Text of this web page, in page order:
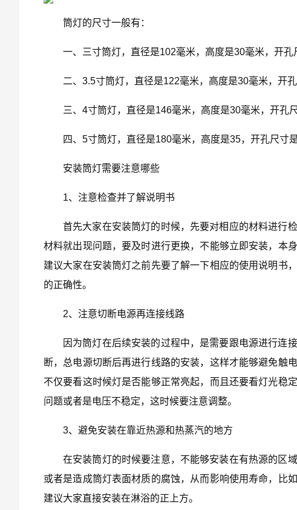
筒灯的尺寸一般有：
一、三寸筒灯，直径是102毫米，高度是30毫米，开孔
二、3.5寸筒灯，直径是122毫米，高度是30毫米，开孔
三、4寸筒灯，直径是146毫米，高度是30毫米，开孔
四、5寸筒灯，直径是180毫米，高度是35，开孔尺寸
安装筒灯需要注意哪些
1、注意检查并了解说明书
首先大家在安装筒灯的时候，先要对相应的材料进行
材料就出现问题，要及时进行更换，不能够立即安装，本
建议大家在安装筒灯之前先要了解一下相应的使用说明书
的正确性。
2、注意切断电源再连接线路
因为筒灯在后续安装的过程中，是需要跟电源进行连
断，总电源切断后再进行线路的安装，这样才能够避免触
不仅要看这时候灯是否能够正常亮起，而且还要看灯光稳
问题或者是电压不稳定，这时候要注意调整。
3、避免安装在靠近热源和热蒸汽的地方
在安装筒灯的时候要注意，不能够安装在有热源的区
或者是造成筒灯表面材质的腐蚀，从而影响使用寿命，比
建议大家直接安装在淋浴的正上方。